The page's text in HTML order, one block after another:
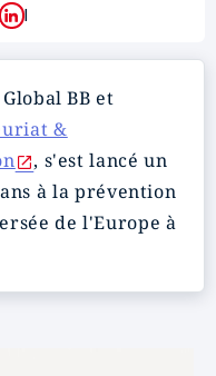
LinkedIn
BB et
&
, s'est lancé un
à la prévention
de l'Europe à